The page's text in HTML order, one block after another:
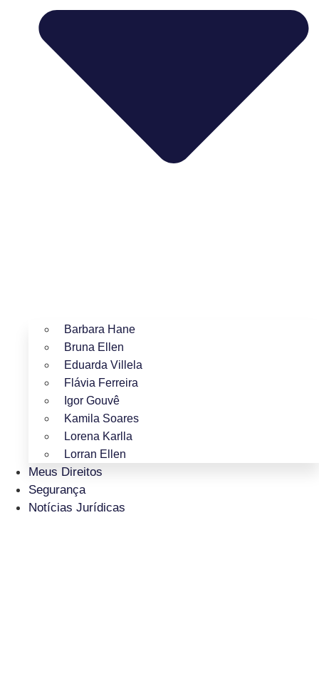
Barbara Hane
Bruna Ellen
Eduarda Villela
Flávia Ferreira
Igor Gouvê
Kamila Soares
Lorena Karlla
Lorran Ellen
Meus Direitos
Segurança
Notícias Jurídicas